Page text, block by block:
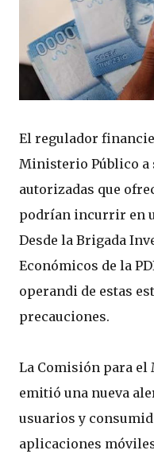
El regulador
Ministerio Público a
autorizadas que
podrían incurrir en
Desde la Brigada
Económicos de la
operandi de estas
precauciones.
La Comisión para el
emitió una nueva
usuarios y
aplicaciones